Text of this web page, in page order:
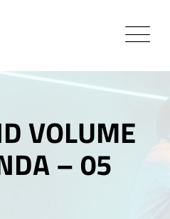
VOLUME
– 05